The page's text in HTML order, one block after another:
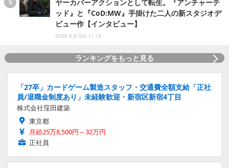
ヤーカバーアクションとして転生。『アンチャーテ
ッド』と『CoD:MW』手掛けた二人の新スタジオデ
ビュー作【インタビュー】
2026.6.6 Sat 11:15
ランキングをもっと見る
「27卒」カードゲーム製造スタッフ・交通費全額支給「正社
員/退職金制度あり」未経験歓迎・新宿区新宿4丁目
株式会社窪田建築
東京都
月給25万8,500円～32万円
正社員